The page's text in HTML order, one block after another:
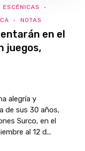
ESCÉNICAS
NOTAS
en el
juegos,
alegría y
de sus 30 años,
Surco, en el
al 12 d...